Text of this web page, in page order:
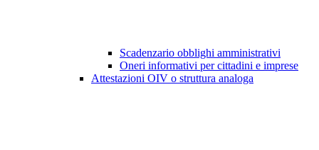
Scadenzario obblighi amministrativi
Oneri informativi per cittadini e imprese
Attestazioni OIV o struttura analoga